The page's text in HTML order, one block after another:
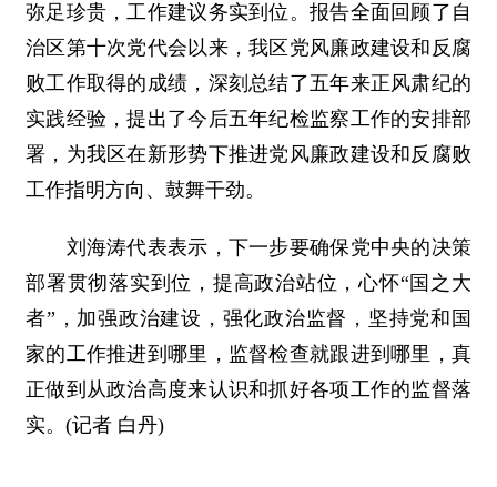
弥足珍贵，工作建议务实到位。报告全面回顾了自
治区第十次党代会以来，我区党风廉政建设和反腐
败工作取得的成绩，深刻总结了五年来正风肃纪的
实践经验，提出了今后五年纪检监察工作的安排部
署，为我区在新形势下推进党风廉政建设和反腐败
工作指明方向、鼓舞干劲。
刘海涛代表表示，下一步要确保党中央的决策
部署贯彻落实到位，提高政治站位，心怀“国之大
者”，加强政治建设，强化政治监督，坚持党和国
家的工作推进到哪里，监督检查就跟进到哪里，真
正做到从政治高度来认识和抓好各项工作的监督落
实。(记者 白丹)